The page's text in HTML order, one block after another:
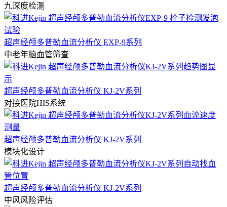
九深度检测
超声经颅多普勒血流分析仪 EXP-9系列
中老年脑血管筛查
超声经颅多普勒血流分析仪 KJ-2V系列
对接医院HIS系统
超声经颅多普勒血流分析仪 KJ-2V系列
模块化设计
超声经颅多普勒血流分析仪 KJ-2V系列
中风风险评估